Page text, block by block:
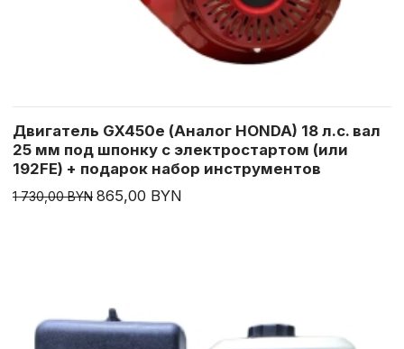
Двигатель GX450e (Аналог HONDA) 18 л.с. вал
25 мм под шпонку с электростартом (или
192FE) + подарок набор инструментов
1 730,00 BYN 865,00 BYN